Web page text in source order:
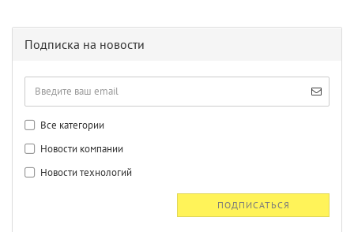
Подписка на новости
Все категории
Новости компании
Новости технологий
ПОДПИСАТЬСЯ